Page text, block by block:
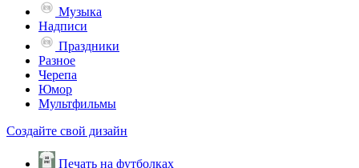
Музыка
Надписи
Праздники
Разное
Черепа
Юмор
Мультфильмы
Создайте свой дизайн
Печать на футболках